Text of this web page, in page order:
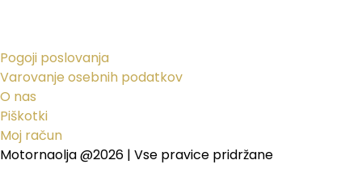
Pogoji poslovanja
Varovanje osebnih podatkov
O nas
Piškotki
Moj račun
Motornaolja @2026 | Vse pravice pridržane